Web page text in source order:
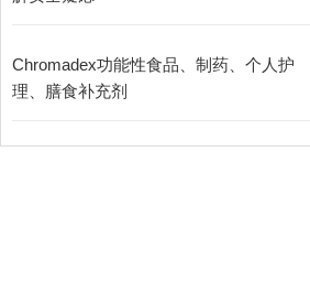
Chromadex功能性食品、制药、个人护
理、膳食补充剂